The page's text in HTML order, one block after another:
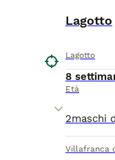
Lagotto
Lagotto
8
Età
Villafranca